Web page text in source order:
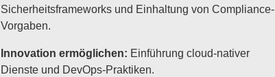
Sicherheitsframeworks und Einhaltung von Compliance-
Vorgaben.
Innovation ermöglichen: Einführung cloud-nativer
Dienste und DevOps-Praktiken.